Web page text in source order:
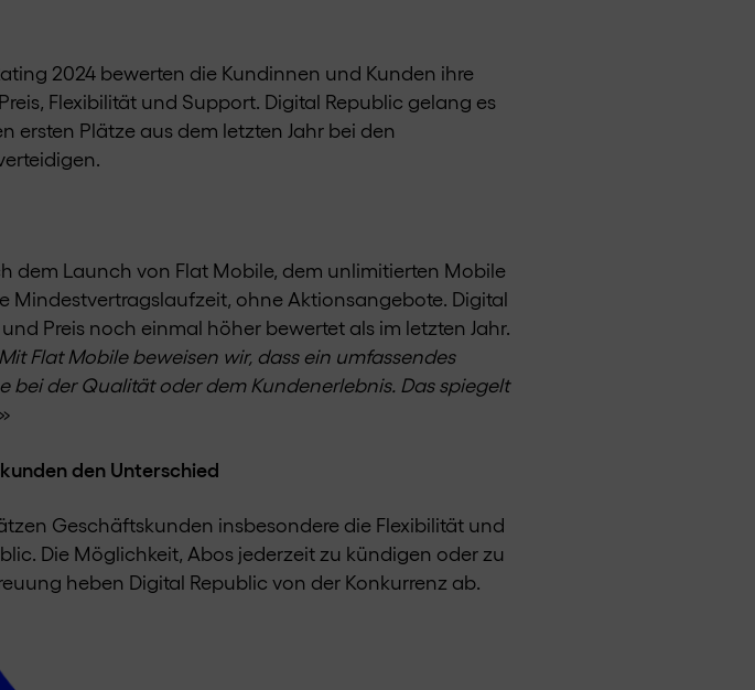
2024 bewerten die Kundinnen und Kunden ihre
Flexibilität und Support. Digital Republic gelang es
ersten Plätze aus dem letzten Jahr bei den
dem Launch von Flat Mobile, dem unlimitierten Mobile
Mindestvertragslaufzeit, ohne Aktionsangebote. Digital
Preis noch einmal höher bewertet als im letzten Jahr.
Flat Mobile beweisen wir, dass ein umfassendes
bei der Qualität oder dem Kundenerlebnis. Das spiegelt
»
den Unterschied
Geschäftskunden insbesondere die Flexibilität und
Die Möglichkeit, Abos jederzeit zu kündigen oder zu
heben Digital Republic von der Konkurrenz ab.